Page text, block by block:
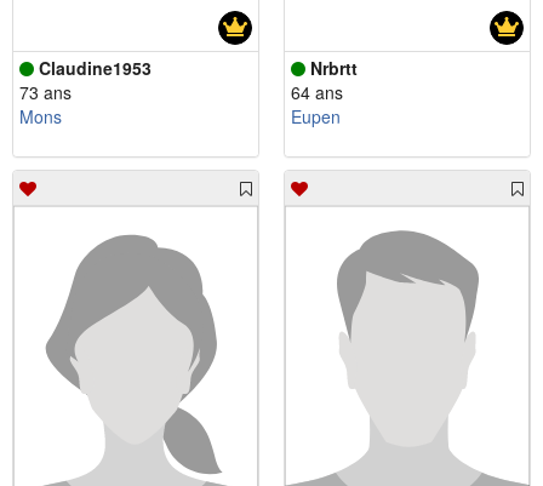
Claudine1953
73 ans
Mons
Nrbrtt
64 ans
Eupen